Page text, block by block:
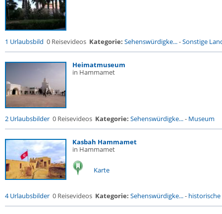
1 Urlaubsbild 0 Reisevideos Kategorie: Sehenswürdigke...-Sonstige
Heimatmuseum
in Hammamet
2 Urlaubsbilder 0 Reisevideos Kategorie: Sehenswürdigke...- Museum
Kasbah Hammamet
in Hammamet
Karte
4 Urlaubsbilder 0 Reisevideos Kategorie: Sehenswürdigke...- historische